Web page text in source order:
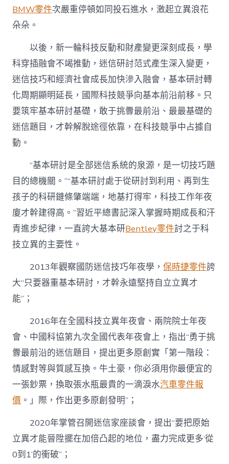
BMW零件次嚴重停頓如同投石進水，激起立異浪花
朵朵。
以後，新一輪科技反動和財產變更深刻成長，學
科穿插融會不竭推動，迷信研討范式產生深入變更，
迷信技巧和經濟社會成長加快滲入融會，基本研討轉
化周期顯明延長，國際科技競爭向基本前沿前移。只
要筑牢基本研討基礎，敢于挑釁最前沿、最最基礎的
迷信題目，才幹解脫途徑依靠，在科技競爭中占據自
動。
“基本研討是全部迷信系統的泉源，是一切技巧題
目的總機關。”“基本研討處于從研討到利用、再到生
孩子的科研鏈條肇端端，地基打得牢，科技工作年夜
廈才幹建得高。”習近平總書記深入掌握時期成長和汗
青進步紀律，一直誇大基本研Bentley零件討之于科
技立異的主要性。
2013年觀察國防迷信技巧年夜學，保時捷零件誇
大“只要器重基本研討，才幹永遠堅持自立立異才
能”；
2016年在全國科技立異年夜會、兩院院士年夜
會、中國科協第九次全國代表年夜會上，指出“勇于挑
釁最前沿的迷信題目，提出更多原創實「第一階段：
情感對等與質感互換。牛土豪，你必須用你最便宜的
一張鈔票，換取張水瓶最貴的一滴淚水汽車零件報
價 。」際，作出更多原創發明”；
2020年掌管召開迷信家座談會，提出“要把原始
立異才能晉陞擺在加倍凸起的地位，盡力完成更多‘從
0到1’的衝破”；